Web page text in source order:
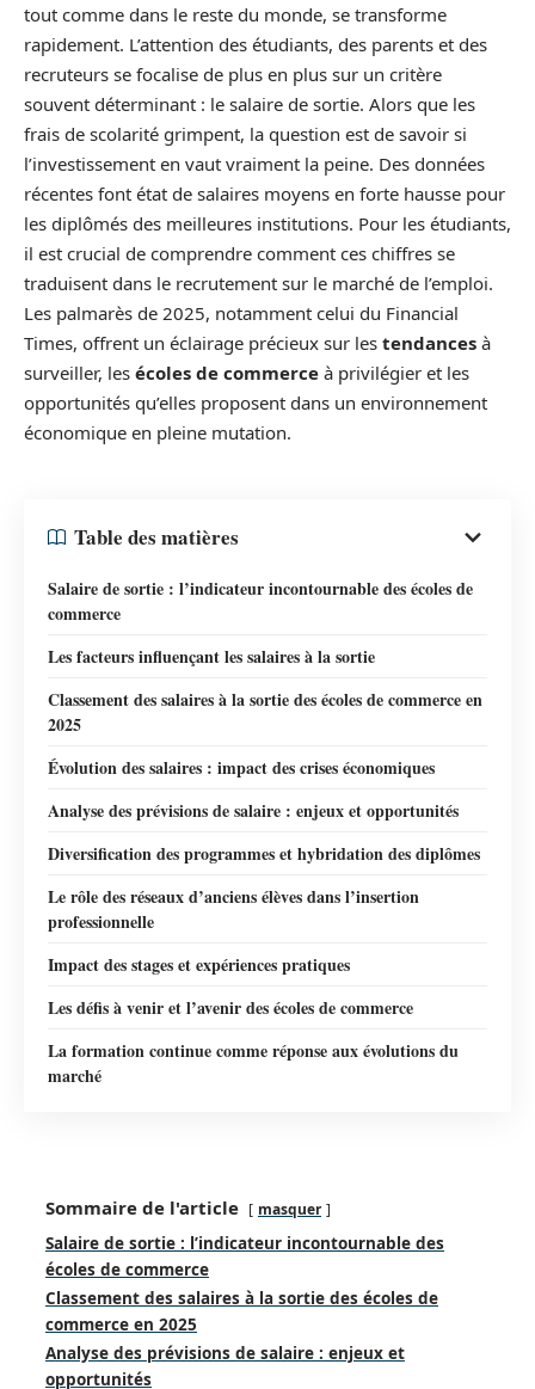
tout comme dans le reste du monde, se transforme
rapidement. L’attention des étudiants, des parents et des
recruteurs se focalise de plus en plus sur un critère
souvent déterminant : le salaire de sortie. Alors que les
frais de scolarité grimpent, la question est de savoir si
l’investissement en vaut vraiment la peine. Des données
récentes font état de salaires moyens en forte hausse pour
les diplômés des meilleures institutions. Pour les étudiants,
il est crucial de comprendre comment ces chiffres se
traduisent dans le recrutement sur le marché de l’emploi.
Les palmarès de 2025, notamment celui du Financial
Times, offrent un éclairage précieux sur les tendances à
surveiller, les écoles de commerce à privilégier et les
opportunités qu’elles proposent dans un environnement
économique en pleine mutation.
Table des matières
Salaire de sortie : l’indicateur incontournable des écoles de
commerce
Les facteurs influençant les salaires à la sortie
Classement des salaires à la sortie des écoles de commerce en
2025
Évolution des salaires : impact des crises économiques
Analyse des prévisions de salaire : enjeux et opportunités
Diversification des programmes et hybridation des diplômes
Le rôle des réseaux d’anciens élèves dans l’insertion
professionnelle
Impact des stages et expériences pratiques
Les défis à venir et l’avenir des écoles de commerce
La formation continue comme réponse aux évolutions du
marché
Sommaire de l'article masquer
Salaire de sortie : l’indicateur incontournable des
écoles de commerce
Classement des salaires à la sortie des écoles de
commerce en 2025
Analyse des prévisions de salaire : enjeux et
opportunités